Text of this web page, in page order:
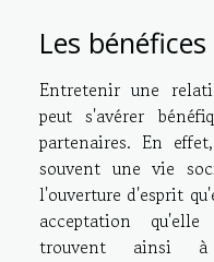
Les
Entretenir une
peut s'avérer
partenaires. En
souvent une vie
l'ouverture d'esprit
acceptation
trouvent ainsi à